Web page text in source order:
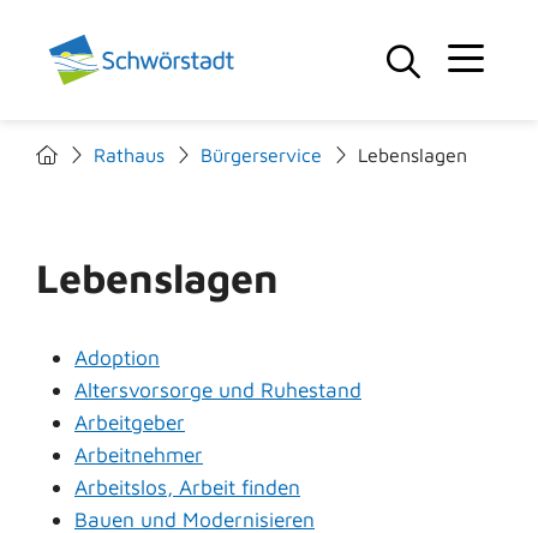
Rathaus Bürgerservice Lebenslagen
Lebenslagen
Adoption
Altersvorsorge und Ruhestand
Arbeitgeber
Arbeitnehmer
Arbeitslos, Arbeit finden
Bauen und Modernisieren